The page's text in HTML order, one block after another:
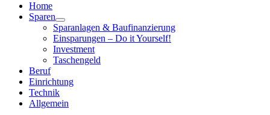
Home
Sparen
Sparanlagen & Baufinanzierung
Einsparungen – Do it Yourself!
Investment
Taschengeld
Beruf
Einrichtung
Technik
Allgemein